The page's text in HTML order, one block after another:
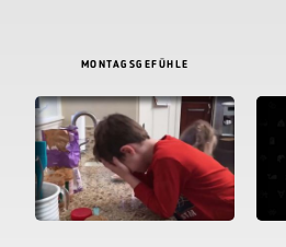
MONTAGSGEFÜHLE